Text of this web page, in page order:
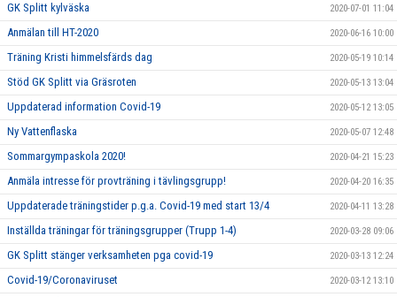
GK Splitt kylväska 2020-07-01 11:04
Anmälan till HT-2020 2020-06-16 10:00
Träning Kristi himmelsfärds dag 2020-05-19 10:14
Stöd GK Splitt via Gräsroten 2020-05-13 13:04
Uppdaterad information Covid-19 2020-05-12 13:05
Ny Vattenflaska 2020-05-07 12:48
Sommargympaskola 2020! 2020-04-21 15:23
Anmäla intresse för provträning i tävlingsgrupp! 2020-04-20 16:35
Uppdaterade träningstider p.g.a. Covid-19 med start 13/4 2020-04-11 13:28
Inställda träningar för träningsgrupper (Trupp 1-4) 2020-03-28 09:06
GK Splitt stänger verksamheten pga covid-19 2020-03-13 12:24
Covid-19/Coronaviruset 2020-03-12 13:10